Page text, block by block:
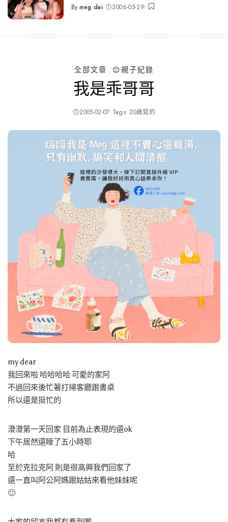
Posted
By meg dai 2006-05-29
全部文章 😌親子紀錄
我是乖哥哥
2005-02-07 Tags: 20歲寫的
my dear
我回來啦 哈哈哈哈 可愛的家阿
不過回來後忙著打掃客廳跟書桌
所以還是挺忙的
澄澄第一天回家 目前為止表現的還ok
下午居然還睡了五小時耶
哈
至於克拉克阿 則是很高興我們回家了
還一直叫阿公阿媽跟姑姑來看他妹妹呢
🙂